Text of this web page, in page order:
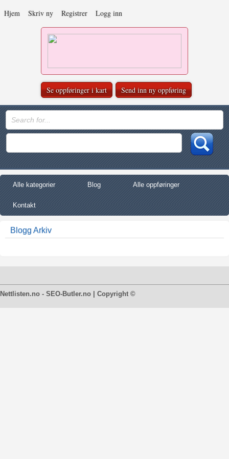
Hjem Skriv ny Registrer Logg inn
Se oppføringer i kart Send inn ny oppføring
Alle kategorier Blog Alle oppføringer
Kontakt
Blogg Arkiv
Nettlisten.no - SEO-Butler.no | Copyright ©